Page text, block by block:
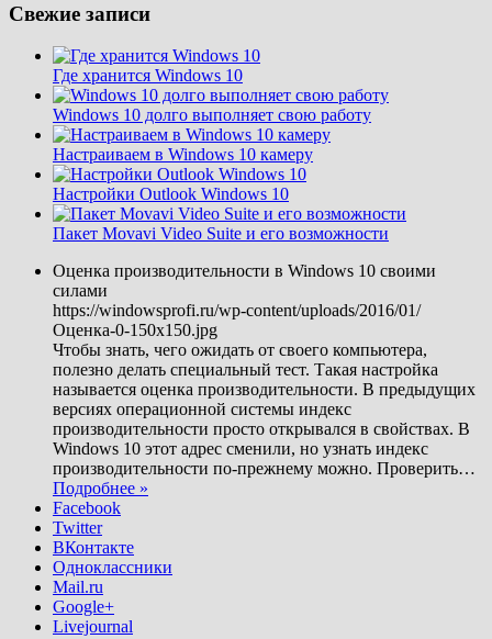
Свежие записи
Где хранится Windows 10
Windows 10 долго выполняет свою работу
Настраиваем в Windows 10 камеру
Настройки Outlook Windows 10
Пакет Movavi Video Suite и его возможности
Оценка производительности в Windows 10 своими
силами
https://windowsprofi.ru/wp-content/uploads/2016/01/
Оценка-0-150x150.jpg
Чтобы знать, чего ожидать от своего компьютера,
полезно делать специальный тест. Такая настройка
называется оценка производительности. В предыдущих
версиях операционной системы индекс
производительности просто открывался в свойствах. В
Windows 10 этот адрес сменили, но узнать индекс
производительности по-прежнему можно. Проверить…
Подробнее »
Facebook
Twitter
ВКонтакте
Одноклассники
Mail.ru
Google+
Livejournal